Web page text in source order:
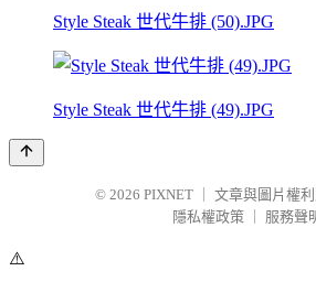
Style Steak 世代牛排 (50).JPG
Style Steak 世代牛排 (49).JPG
© 2026 PIXNET
文章與圖片權
隱私權政策
服務聲
⚠️